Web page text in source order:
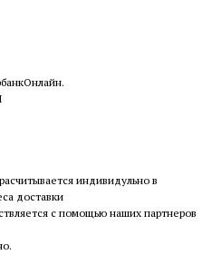
индивидульно в
доставки
с помощью наших партнеров